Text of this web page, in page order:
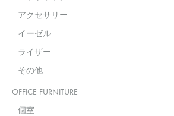
アクセサリー
イーゼル
ライザー
その他
OFFICE FURNITURE
個室